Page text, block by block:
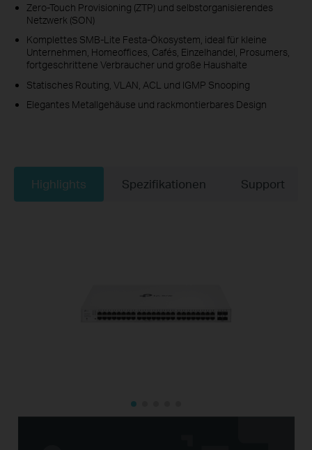
Zero-Touch Provisioning (ZTP) und selbstorganisierendes
Netzwerk (SON)
Komplettes SMB-Lite Festa-Ökosystem, ideal für kleine
Unternehmen, Homeoffices, Cafés, Einzelhandel, Prosumers,
fortgeschrittene Verbraucher und große Haushalte
Statisches Routing, VLAN, ACL und IGMP Snooping
Elegantes Metallgehäuse und rackmontierbares Design
Highlights Spezifikationen Support